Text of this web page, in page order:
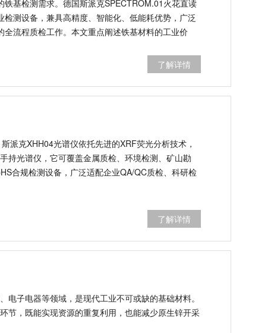
基检测需求。德国斯派克SPECTROM.01火花直读
测设备，兼具高精度、智能化、低能耗优势，广泛
流程质检工作。本文重点阐述铁基材料的工业价
了解详情
业现场检测中实用性极强的便携式分析设备。斯派
分析技术，无需复杂样品预处理，可实现现场秒级精
专业手持光谱仪，它可覆盖金属质检、环境检测、
电子电器等领域，是现代工业不可或缺的基础材料。
，既能实现资源的重复利用，也能减少原生锌开采